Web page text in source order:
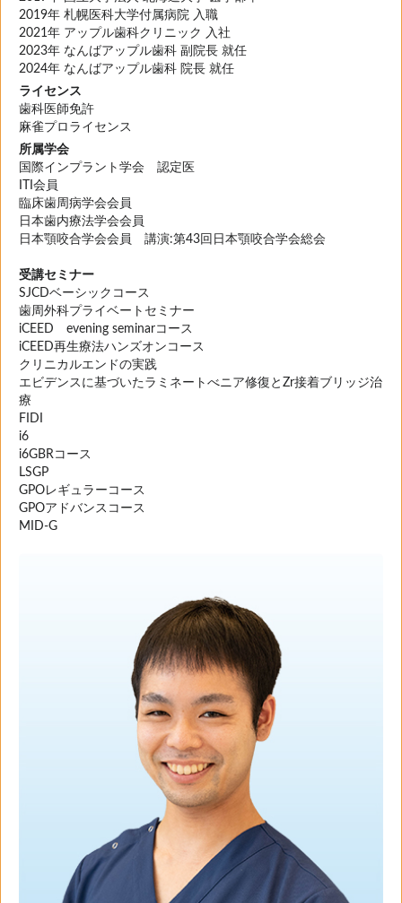
2019年 札幌医科大学付属病院 入職
2021年 アップル歯科クリニック 入社
2023年 なんばアップル歯科 副院長 就任
2024年 なんばアップル歯科 院長 就任
ライセンス
歯科医師免許
麻雀プロライセンス
所属学会
国際インプラント学会 認定医
ITI会員
臨床歯周病学会会員
日本歯内療法学会会員
日本顎咬合学会会員 講演:第43回日本顎咬合学会総会
受講セミナー
SJCDベーシックコース
歯周外科プライベートセミナー
iCEED evening seminarコース
iCEED再生療法ハンズオンコース
クリニカルエンドの実践
エビデンスに基づいたラミネートべニア修復とZr接着ブリッジ治
療
FIDI
i6
i6GBRコース
LSGP
GPOレギュラーコース
GPOアドバンスコース
MID-G